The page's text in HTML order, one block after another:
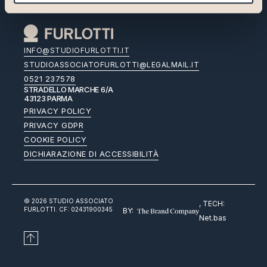
INFO@STUDIOFURLOTTI.IT
STUDIOASSOCIATOFURLOTTI@LEGALMAIL.IT
0521 237578
STRADELLO MARCHE 6/A
43123 PARMA
PRIVACY POLICY
PRIVACY GDPR
COOKIE POLICY
DICHIARAZIONE DI ACCESSIBILITÀ
© 2026 STUDIO ASSOCIATO
FURLOTTI. CF: 02431900345
BY:
, TECH:
Net.bas